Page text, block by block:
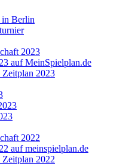
Berlin
2023
auf MeinSpielplan.de
2023
2022
auf meinspielplan.de
2022